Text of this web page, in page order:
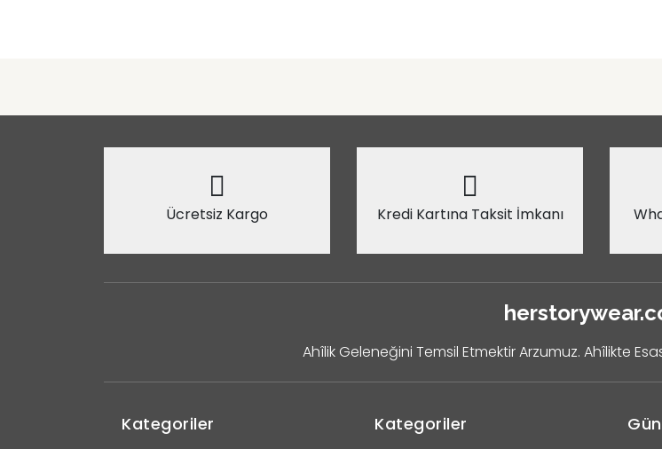
Ücretsiz Kargo Kredi Kartına Taksit İmkanı
Ahîlik Geleneğini Temsil Etmektir Arzumuz. Ahîlikte
Kategoriler Kategoriler